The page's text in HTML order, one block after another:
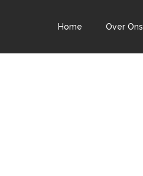
Home Over Ons